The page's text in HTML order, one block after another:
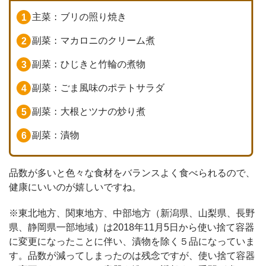
主菜：ブリの照り焼き
副菜：マカロニのクリーム煮
副菜：ひじきと竹輪の煮物
副菜：ごま風味のポテトサラダ
副菜：大根とツナの炒り煮
副菜：漬物
品数が多いと色々な食材をバランスよく食べられるので、
健康にいいのが嬉しいですね。
※東北地方、関東地方、中部地方（新潟県、山梨県、長野
県、静岡県一部地域）は2018年11月5日から使い捨て容器
に変更になったことに伴い、漬物を除く５品になっていま
す。品数が減ってしまったのは残念ですが、使い捨て容器